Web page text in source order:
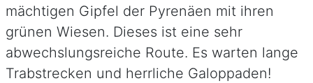
mächtigen Gipfel der Pyrenäen mit ihren
grünen Wiesen. Dieses ist eine sehr
abwechslungsreiche Route. Es warten lange
Trabstrecken und herrliche Galoppaden!